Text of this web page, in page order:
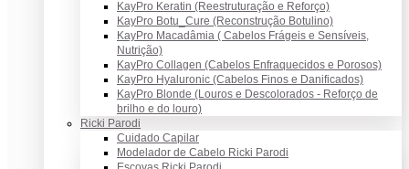
KayPro Keratin (Reestruturação e Reforço)
KayPro Botu_Cure (Reconstrução Botulino)
KayPro Macadâmia ( Cabelos Frágeis e Sensíveis,
Nutrição)
KayPro Collagen (Cabelos Enfraquecidos e Porosos)
KayPro Hyaluronic (Cabelos Finos e Danificados)
KayPro Blonde (Louros e Descolorados - Reforço de
brilho e do louro)
Ricki Parodi
Cuidado Capilar
Modelador de Cabelo Ricki Parodi